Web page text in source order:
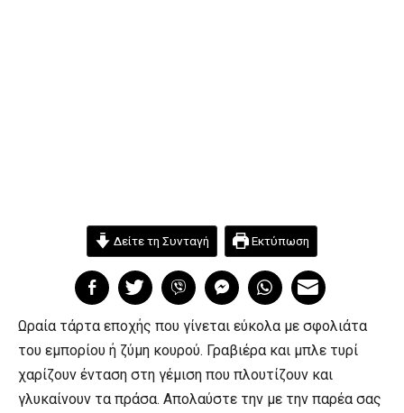
Δείτε τη Συνταγή Εκτύπωση
Ωραία τάρτα εποχής που γίνεται εύκολα με σφολιάτα
του εμπορίου ή ζύμη κουρού. Γραβιέρα και μπλε τυρί
χαρίζουν ένταση στη γέμιση που πλουτίζουν και
γλυκαίνουν τα πράσα. Απολαύστε την με την παρέα σας